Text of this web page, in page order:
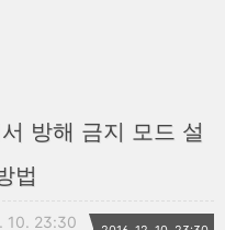
방해 금지 모드 설
법
10. 23:30